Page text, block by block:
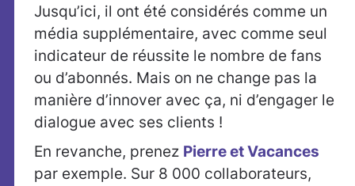
Jusqu’ici, il ont été considérés comme un
média supplémentaire, avec comme seul
indicateur de réussite le nombre de fans
ou d’abonnés. Mais on ne change pas la
manière d’innover avec ça, ni d’engager le
dialogue avec ses clients !
En revanche, prenez Pierre et Vacances
par exemple. Sur 8 000 collaborateurs,